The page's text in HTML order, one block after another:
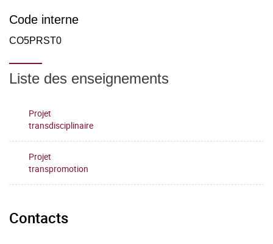
Code interne
CO5PRST0
Liste des enseignements
Projet
transdisciplinaire
Projet
transpromotion
Contacts